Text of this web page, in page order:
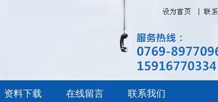
资料下载 在线留言 联系我们